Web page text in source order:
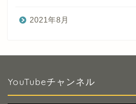
2021年8月
YouTubeチャンネル